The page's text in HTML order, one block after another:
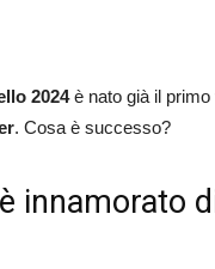
2024è nato già il primo
. Cosa è successo?
innamorato